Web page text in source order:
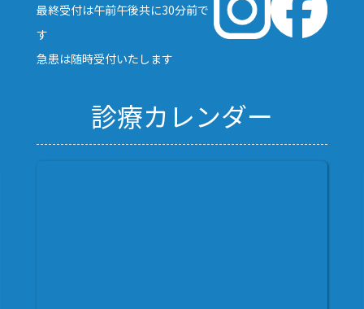
最終受付は午前午後共に30分前で
す
急患は随時受付いたします
診療カレンダー